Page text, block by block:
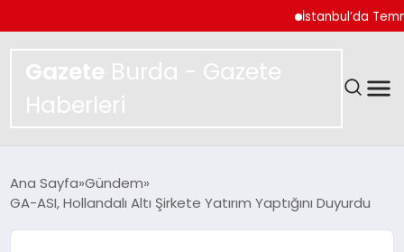
İstanbul’da Temmuz
Gazete Burda - Gazete
Haberleri
SPOR
Ana Sayfa Gündem
GA-ASI, Hollandalı Altı Şirkete Yatırım Yaptığını Duyurdu